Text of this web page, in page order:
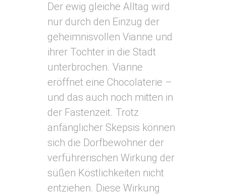
Der ewig gleiche Alltag wird
nur durch den Einzug der
geheimnisvollen Vianne und
ihrer Tochter in die Stadt
unterbrochen. Vianne
eröffnet eine Chocolaterie –
und das auch noch mitten in
der Fastenzeit. Trotz
anfänglicher Skepsis können
sich die Dorfbewohner der
verführerischen Wirkung der
süßen Köstlichkeiten nicht
entziehen. Diese Wirkung